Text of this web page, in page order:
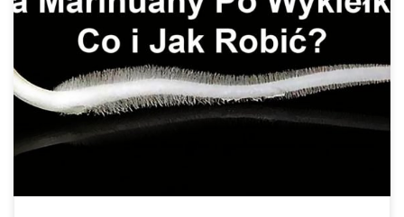
Wykiełkowane Nasiona Marihuany i Konopi – Co i Jak z […]